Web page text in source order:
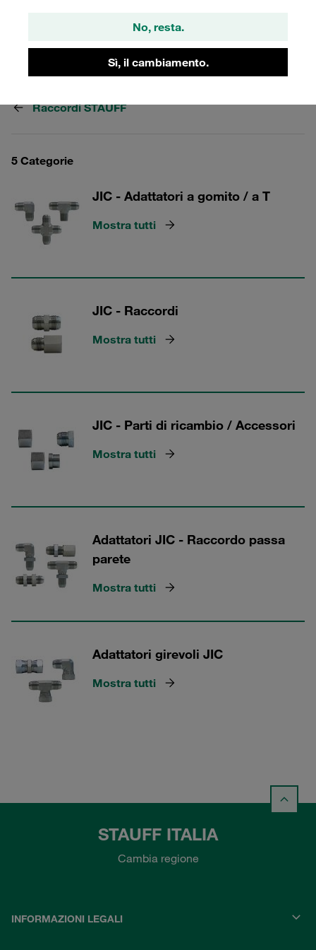
No, resta.
Sì, il cambiamento.
Raccordi STAUFF
5 Categorie
JIC - Adattatori a gomito / a T
Mostra tutti
JIC - Raccordi
Mostra tutti
JIC - Parti di ricambio / Accessori
Mostra tutti
Adattatori JIC - Raccordo passa
parete
Mostra tutti
Adattatori girevoli JIC
Mostra tutti
STAUFF ITALIA
Cambia regione
INFORMAZIONI LEGALI